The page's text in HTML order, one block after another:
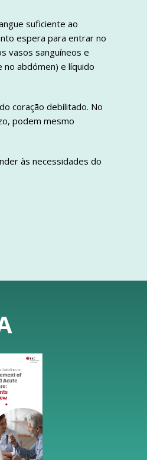
suficiente ao
espera para entrar no
vasos sanguíneos e
abdómen) e líquido
coração debilitado. No
podem mesmo
às necessidades do